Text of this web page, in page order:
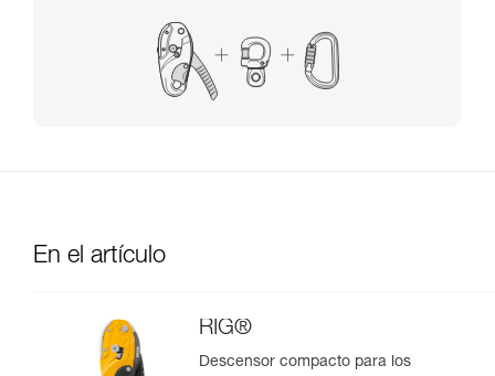
En el artículo
RIG®
Descensor compacto para los